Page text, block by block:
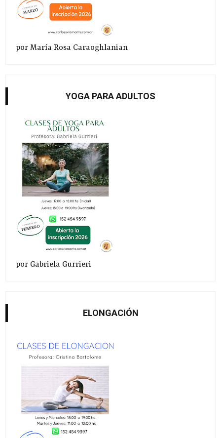
por María Rosa Caraoghlanian
YOGA PARA ADULTOS
por Gabriela Gurrieri
ELONGACIÓN